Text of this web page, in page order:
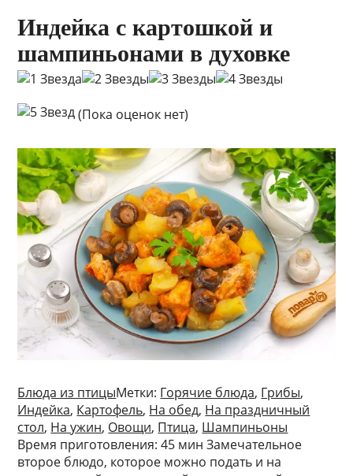
Индейка с картошкой и
шампиньонами в духовке
(Пока оценок нет)
Блюда из птицыМетки: Горячие блюда, Грибы,
Индейка, Картофель, На обед, На праздничный
стол, На ужин, Овощи, Птица, Шампиньоны
Время приготовления: 45 мин Замечательное
второе блюдо, которое можно подать и на